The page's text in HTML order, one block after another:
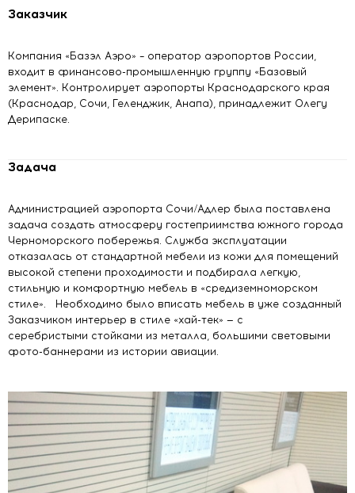
Заказчик
Компания «Базэл Аэро» – оператор аэропортов России,
входит в финансово-промышленную группу «Базовый
элемент». Контролирует аэропорты Краснодарского края
(Краснодар, Сочи, Геленджик, Анапа), принадлежит Олегу
Дерипаске.
Задача
Администрацией аэропорта Сочи/Адлер была поставлена
задача создать атмосферу гостеприимства южного города
Черноморского побережья. Служба эксплуатации
отказалась от стандартной мебели из кожи для помещений
высокой степени проходимости и подбирала легкую,
стильную и комфортную мебель в «средиземноморском
стиле». Необходимо было вписать мебель в уже созданный
Заказчиком интерьер в стиле «хай-тек» — с
серебристыми стойками из металла, большими световыми
фото-баннерами из истории авиации.